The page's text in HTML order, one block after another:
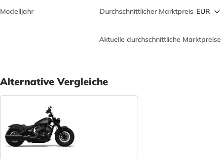
Modelljahr Durchschnittlicher Marktpreis
Aktuelle durchschnittliche Marktpreise
Alternative Vergleiche